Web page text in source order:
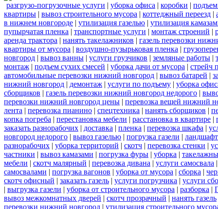
разгрузо-погрузочные услуги | уборка офиса | коробки |
квартиры | вывоз строительного мусора | коттеджный переезд |
в нижнем новгороде | утилизация газелью | утилизация
пупырчатая пленка | транспортные услуги | монтаж строений |
аренда трактора | нанять такелажников | газель перевозки
квартиры от мусора | воздушно-пузырьковая пленка |
новгород | вывоз ванны | услуги грузчиков | земляные работы |
монтаж | подъем сухих смесей | уборка дачи от мусора | стрейч
автомобильные перевозки нижний новгород | вывоз батарей |
нижний новгород | демонтаж | услуги по подъему | уборка
сборщиков | газель перевозки нижний новгород недорого |
перевозки нижний новгород цены | перевозка вещей нижний
лента | перевозка пианино | спецтехника | нанять сборщиков |
копка погреба | перестановка мебели | расстановка в квартире |
заказать разнорабочих | доставка | пленка | перевозка шкафа |
новгород недорого | вывоз газелью | погрузка газели |
разнорабочих | уборка территорий | скотч | перевозка стенки |
частники | вывоз камазами | погрузка фуры | уборка |
мебели | скотч малярный | перевозка дивана | услуги самосвала
самосвалами | погрузка вагонов | уборка от мусора | сборка |
скотч офисный | заказать газель | услуги погрузчика | услуги
| выгрузка газели | уборка от строительного мусора | разборка |
вывоз межкомнатных дверей | скотч прозрачный | нанять газель
перевозки нижний новгород | утилизация строительного